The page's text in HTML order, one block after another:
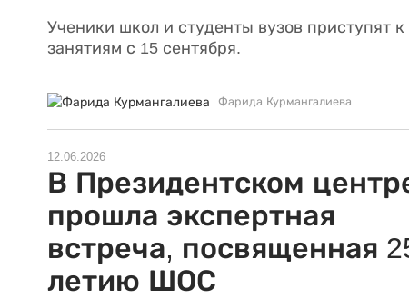
Ученики школ и студенты вузов приступят к
занятиям с 15 сентября.
Фарида Курмангалиева
12.06.2026
В Президентском
прошла экспертная
встреча, посвященная
летию ШОС